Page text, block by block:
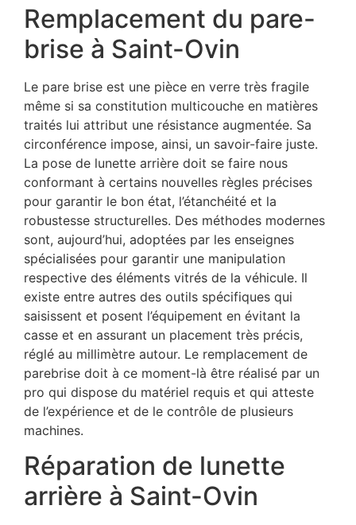
Remplacement du pare-
brise à Saint-Ovin
Le pare brise est une pièce en verre très fragile
même si sa constitution multicouche en matières
traités lui attribut une résistance augmentée. Sa
circonférence impose, ainsi, un savoir-faire juste.
La pose de lunette arrière doit se faire nous
conformant à certains nouvelles règles précises
pour garantir le bon état, l’étanchéité et la
robustesse structurelles. Des méthodes modernes
sont, aujourd’hui, adoptées par les enseignes
spécialisées pour garantir une manipulation
respective des éléments vitrés de la véhicule. Il
existe entre autres des outils spécifiques qui
saisissent et posent l’équipement en évitant la
casse et en assurant un placement très précis,
réglé au millimètre autour. Le remplacement de
parebrise doit à ce moment-là être réalisé par un
pro qui dispose du matériel requis et qui atteste
de l’expérience et de le contrôle de plusieurs
machines.
Réparation de lunette
arrière à Saint-Ovin